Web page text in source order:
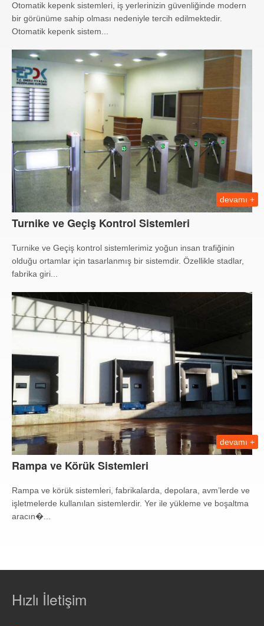
Otomatik kepenk sistemleri, iş yerlerinizin güvenliğinde modern
bir görünüme sahip olması nedeniyle tercih edilmektedir.
Otomatik kepenk sistem...
devamı +
Turnike ve Geçiş Kontrol Sistemleri
Turnike ve Geçiş kontrol sistemlerimiz yoğun insan trafiğinin
olduğu ortamlar için tasarlanmış bir sistemdir. Özellikle stadlar,
fabrika giri...
devamı +
Rampa ve Körük Sistemleri
Rampa ve körük sistemleri, fabrikalarda, depolara, avm’lerde ve
işletmelerde kullanılan sistemlerdir. Yer ile yükleme ve boşaltma
aracın�...
Hızlı İletişim